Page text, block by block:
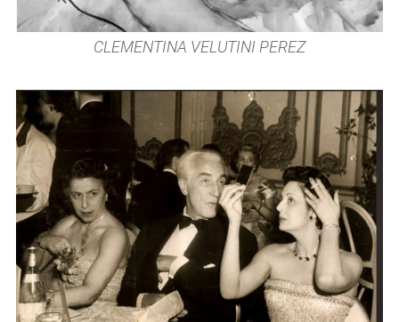
CLEMENTINA VELUTINI PEREZ